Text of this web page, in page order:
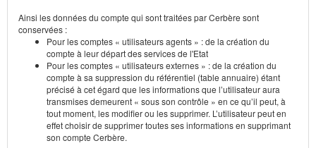
Ainsi les données du compte qui sont traitées par Cerbère sont
conservées :
Pour les comptes « utilisateurs agents » : de la création du
compte à leur départ des services de l'Etat
Pour les comptes « utilisateurs externes » : de la création du
compte à sa suppression du référentiel (table annuaire) étant
précisé à cet égard que les informations que l’utilisateur aura
transmises demeurent « sous son contrôle » en ce qu’il peut, à
tout moment, les modifier ou les supprimer. L’utilisateur peut en
effet choisir de supprimer toutes ses informations en supprimant
son compte Cerbère.